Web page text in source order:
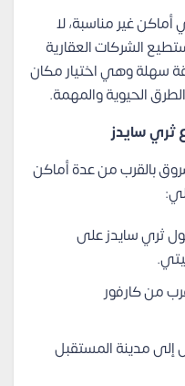
غير مناسبة، لا
الشركات العقارية
سهلة وهي اختيار مكان
الحيوية والمهمة.
سايدز
بالقرب من عدة أماكن
ثري سايدز على
من كارفور
إلى مدينة المستقبل